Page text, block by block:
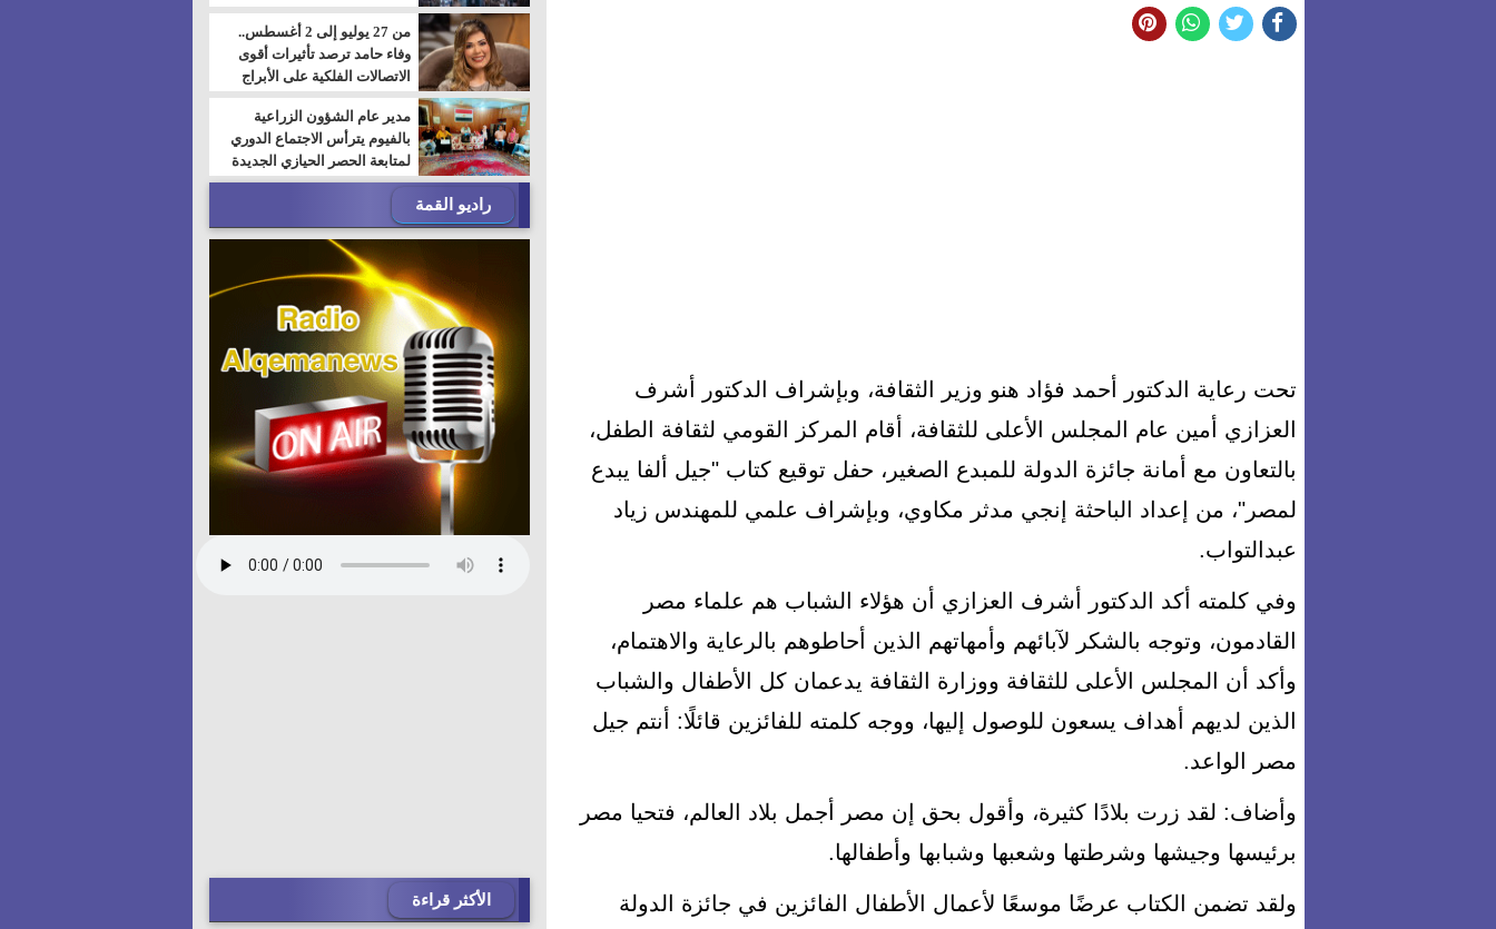
تحت رعاية الدكتور أحمد فؤاد هنو وزير الثقافة، وبإشراف الدكتور أشرف
العزازي أمين عام المجلس الأعلى للثقافة، أقام المركز القومي لثقافة الطفل،
بالتعاون مع أمانة جائزة الدولة للمبدع الصغير، حفل توقيع كتاب "جيل ألفا يبدع
لمصر"، من إعداد الباحثة إنجي مدثر مكاوي، وبإشراف علمي للمهندس زياد
عبدالتواب.
وفي كلمته أكد الدكتور أشرف العزازي أن هؤلاء الشباب هم علماء مصر
القادمون، وتوجه بالشكر لآبائهم وأمهاتهم الذين أحاطوهم بالرعاية والاهتمام،
وأكد أن المجلس الأعلى للثقافة ووزارة الثقافة يدعمان كل الأطفال والشباب
الذين لديهم أهداف يسعون للوصول إليها، ووجه كلمته للفائزين قائلًا: أنتم جيل
مصر الواعد.
وأضاف: لقد زرت بلادًا كثيرة، وأقول بحق إن مصر أجمل بلاد العالم، فتحيا مصر
برئيسها وجيشها وشرطتها وشعبها وشبابها وأطفالها.
ولقد تضمن الكتاب عرضًا موسعًا لأعمال الأطفال الفائزين في جائزة الدولة
من 27 يوليو إلى 2 أغسطس..
وفاء حامد ترصد تأثيرات أقوى
الاتصالات الفلكية على الأبراج
مدير عام الشؤون الزراعية
بالفيوم يترأس الاجتماع الدوري
لمتابعة الحصر الحيازي الجديدة
راديو القمة
الأكثر قراءة